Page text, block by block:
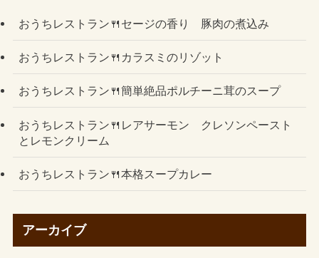
おうちレストラン🍴セージの香り 豚肉の煮込み
おうちレストラン🍴カラスミのリゾット
おうちレストラン🍴簡単絶品ポルチーニ茸のスープ
おうちレストラン🍴レアサーモン クレソンペースト
とレモンクリーム
おうちレストラン🍴本格スープカレー
アーカイブ